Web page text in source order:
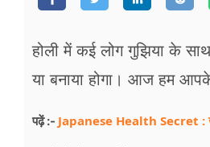
होली में कई लोग गुझिया के
या बनाया होगा। आज हम
पढ़ें :- Japanese Health Secret :